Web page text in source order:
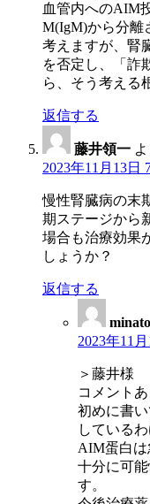
血管内へのAIM
M(IgM)から分離
考えますが、腎
を否定し、「詐
ら、そう考える
返信する
藤井領一
2023年11月13日
慢性腎臓病の末
期ステージから
場合も治療効果
しょうか？
返信する
2023年11
＞藤井様
コメント
初めに書
している
AIM蛋白は
十分に可
す。